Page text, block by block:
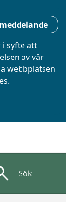
i syfte att
av vår
webbplatsen
Sök